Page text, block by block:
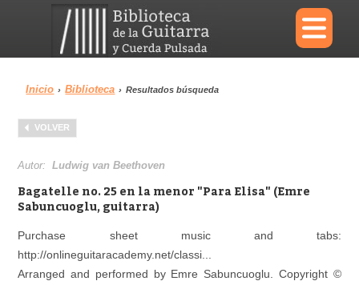
×
Menu
Biblioteca
Inicio › Biblioteca › Resultados búsqueda
VOLVER
Autor:Ludwig van Beethoven
Bagatelle no. 25 en la menor "Para Elisa" (Emre
Sabuncuoglu, guitarra)
Purchase sheet music and tabs:
http://onlineguitaracademy.net/classi...
Arranged and performed by Emre Sabuncuoglu. Copyright ©